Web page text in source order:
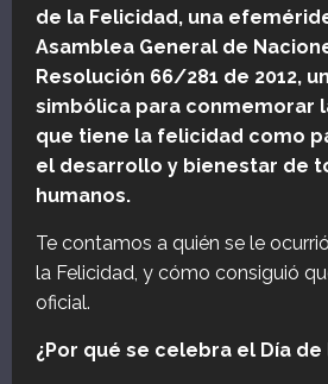
de la Felicidad, una
Asamblea General de
Resolución 66/281 de 2012,
simbólica para conmemorar
que tiene la felicidad como
el desarrollo y bienestar de
humanos.
Te contamos a quién se le
la Felicidad, y cómo consiguió
oficial.
¿Por qué se celebra el Día de